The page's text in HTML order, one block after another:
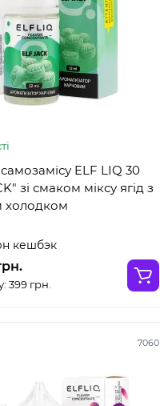
ELF LIQ 30
зі смаком міксу ягід з
холодком
кешбэк
399 грн.
7060